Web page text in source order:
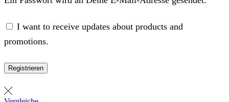
I want to receive updates about products and
promotions.
Registrieren